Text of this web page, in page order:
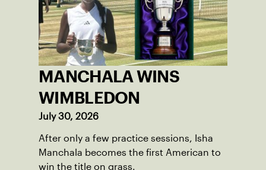
MANCHALA WINS
WIMBLEDON
July 30, 2026
After only a few practice sessions, Isha
Manchala becomes the first American to
win the title on grass.